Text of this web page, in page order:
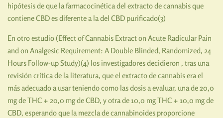
hipótesis de que la farmacocinética del extracto de cannabis que
contiene CBD es diferente a la del CBD purificado(3)
En otro estudio (Effect of Cannabis Extract on Acute Radicular Pain
and on Analgesic Requirement: A Double Blinded, Randomized, 24
Hours Follow-up Study)(4) los investigadores decidieron , tras una
revisión crítica de la literatura, que el extracto de cannabis era el
más adecuado a usar teniendo como las dosis a evaluar, una de 20,0
mg de THC + 20,0 mg de CBD, y otra de 10,0 mg THC + 10,0 mg de
CBD, esperando que la mezcla de cannabinoides proporcione